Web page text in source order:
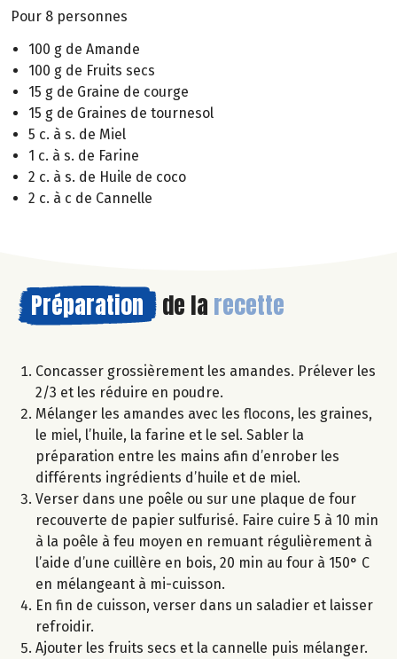
Pour 8 personnes
100 g de Amande
100 g de Fruits secs
15 g de Graine de courge
15 g de Graines de tournesol
5 c. à s. de Miel
1 c. à s. de Farine
2 c. à s. de Huile de coco
2 c. à c de Cannelle
Préparation de la recette
Concasser grossièrement les amandes. Prélever les
2/3 et les réduire en poudre.
Mélanger les amandes avec les flocons, les graines,
le miel, l’huile, la farine et le sel. Sabler la
préparation entre les mains afin d’enrober les
différents ingrédients d’huile et de miel.
Verser dans une poêle ou sur une plaque de four
recouverte de papier sulfurisé. Faire cuire 5 à 10 min
à la poêle à feu moyen en remuant régulièrement à
l’aide d’une cuillère en bois, 20 min au four à 150° C
en mélangeant à mi-cuisson.
En fin de cuisson, verser dans un saladier et laisser
refroidir.
Ajouter les fruits secs et la cannelle puis mélanger.